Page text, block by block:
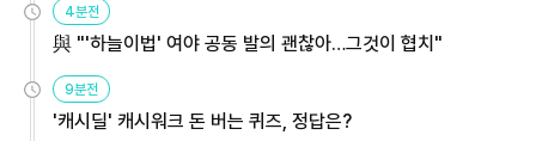
4분전
與 "'하늘이법' 여야 공동 발의 괜찮아…그것이 협치"
9분전
'캐시딜' 캐시워크 돈 버는 퀴즈, 정답은?